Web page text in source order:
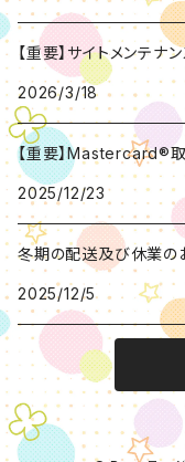
【重要】サイトメンテ
2026/3/18
【重要】Mastercard®
2025/12/23
冬期の配送及び休業の
2025/12/5